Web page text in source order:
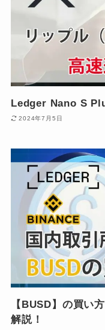
Ledger Nano S
2024年7月5日
【BUSD】の買い
解説！